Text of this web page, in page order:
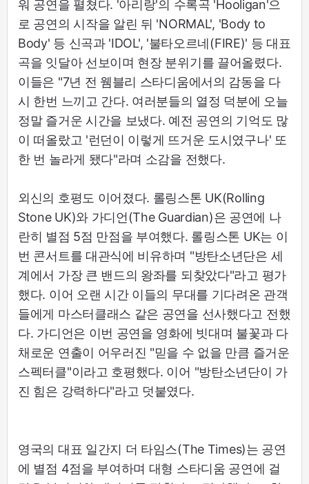
워 공연을 펼쳤다. '아리랑'의 수록곡 'Hooligan'으
로 공연의 시작을 알린 뒤 'NORMAL', 'Body to
Body' 등 신곡과 'IDOL', '불타오르네(FIRE)' 등 대표
곡을 잇달아 선보이며 현장 분위기를 끌어올렸다.
이들은 "7년 전 웸블리 스타디움에서의 감동을 다
시 한번 느끼고 간다. 여러분들의 열정 덕분에 오늘
정말 즐거운 시간을 보냈다. 예전 공연의 기억도 많
이 떠올랐고 '런던이 이렇게 뜨거운 도시였구나' 또
한 번 놀라게 됐다"라며 소감을 전했다.
외신의 호평도 이어졌다. 롤링스톤 UK(Rolling
Stone UK)와 가디언(The Guardian)은 공연에 나
란히 별점 5점 만점을 부여했다. 롤링스톤 UK는 이
번 콘서트를 대관식에 비유하며 "방탄소년단은 세
계에서 가장 큰 밴드의 왕좌를 되찾았다"라고 평가
했다. 이어 오랜 시간 이들의 무대를 기다려온 관객
들에게 마스터클래스 같은 공연을 선사했다고 전했
다. 가디언은 이번 공연을 영화에 빗대며 불꽃과 다
채로운 연출이 어우러진 "믿을 수 없을 만큼 즐거운
스펙터클"이라고 호평했다. 이어 "방탄소년단이 가
진 힘은 강력하다"라고 덧붙였다.
영국의 대표 일간지 더 타임스(The Times)는 공연
에 별점 4점을 부여하며 대형 스타디움 공연에 걸